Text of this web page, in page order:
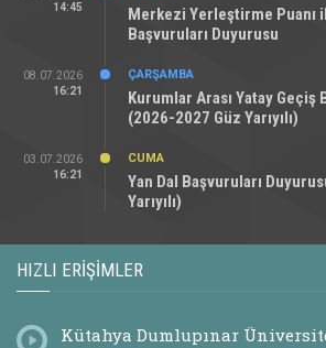
14:45
Merkezi Yerleştirme Puanı
Başvuruları Duyurusu
08.07.2026
16:21
ÇARŞAMBA
Kurumlar Arası Yatay Geçiş
(2026-2027 Güz Yarıyılı)
03.07.2026
16:21
CUMA
Yan Dal Başvuruları
Yarıyılı)
HIZLI ERIŞIMLER
Kütahya Dumlupınar